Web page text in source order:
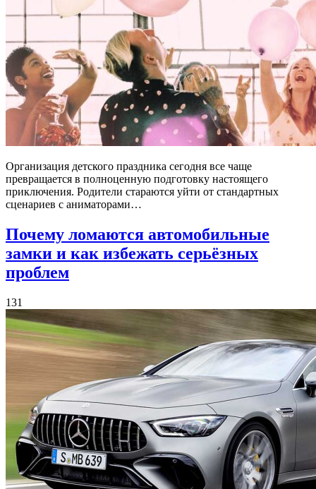
Организация детского праздника сегодня все чаще
превращается в полноценную подготовку настоящего
приключения. Родители стараются уйти от стандартных
сценариев с аниматорами…
Почему ломаются автомобильные
замки и как избежать серьёзных
проблем
131